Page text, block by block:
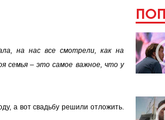
на нас все смотрели, как на
семья – это самое важное, что у
а вот свадьбу решили отложить.